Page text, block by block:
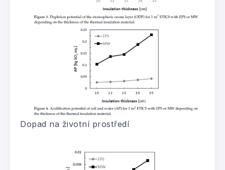
Dopad na životní prostředí